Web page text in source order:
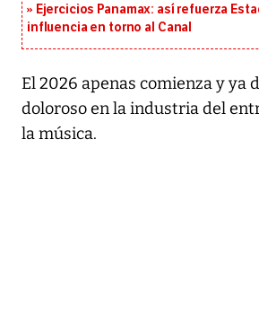
Ejercicios Panamax: así refuerza
influencia en torno al Canal
El 2026 apenas comienza y ya
doloroso en la industria del
la música.